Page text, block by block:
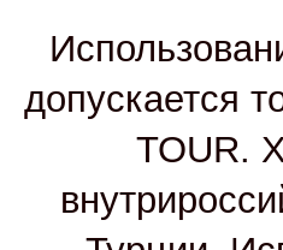
допускается
TOUR.